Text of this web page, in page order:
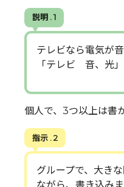
説明 . 1
テレビなら電気が
「テレビ 音、光」
個人で、3つ以上は書
指示 . 2
グループで、大き